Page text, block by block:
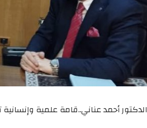
الدكتور أحمد عناني..قامة علمية